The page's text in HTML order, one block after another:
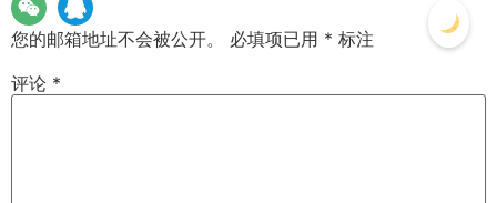
您的邮箱地址不会被公开。 必填项已用 * 标注
评论 *